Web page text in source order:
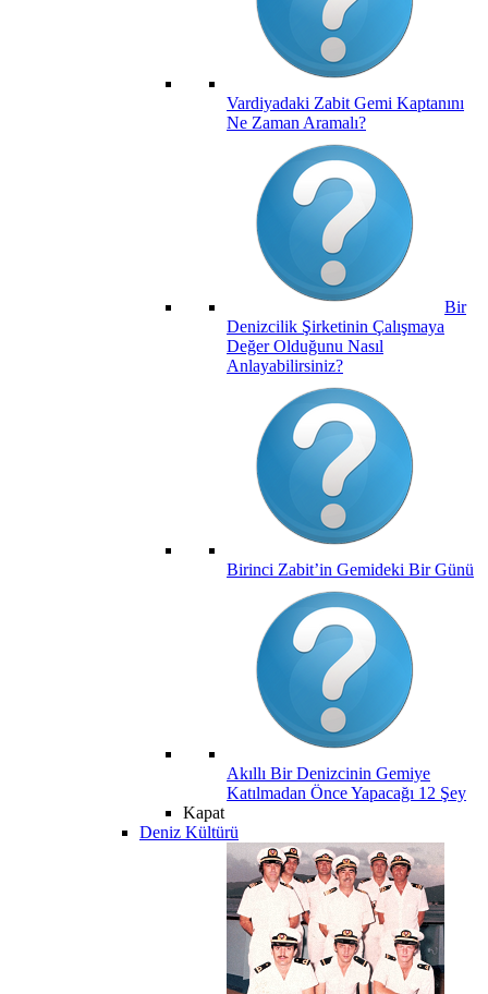
Vardiyadaki Zabit Gemi Kaptanını
Ne Zaman Aramalı?
Bir
Denizcilik Şirketinin Çalışmaya
Değer Olduğunu Nasıl
Anlayabilirsiniz?
Birinci Zabit’in Gemideki Bir Günü
Akıllı Bir Denizcinin Gemiye
Katılmadan Önce Yapacağı 12 Şey
Kapat
Deniz Kültürü